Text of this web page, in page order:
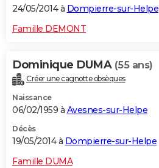
24/05/2014 à Dompierre-sur-Helpe
Famille DEMONT
Dominique DUMA (55 ans)
Créer une cagnotte obsèques
Naissance
06/02/1959 à Avesnes-sur-Helpe
Décès
19/05/2014 à Dompierre-sur-Helpe
Famille DUMA